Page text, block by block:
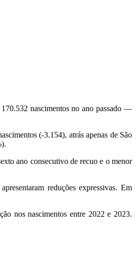
nascimentos no ano passado —
(-3.154), atrás apenas de São
ano consecutivo de recuo e o menor
reduções expressivas. Em
nos nascimentos entre 2022 e 2023.